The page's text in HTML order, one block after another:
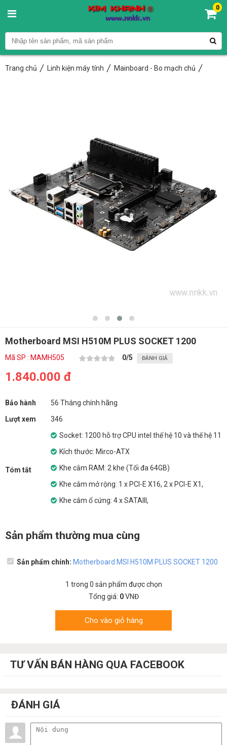
0
Trang chủ Linh kiện máy tính Mainboard - Bo mạch chủ
Motherboard MSI H510M PLUS SOCKET 1200
Mã SP : MAMH505 0/5 ĐÁNH GIÁ
1.840.000 đ
Bảo hành
56 Tháng chính hãng
Lượt xem
346
Tóm tắt
Socket: 1200 hỗ trợ CPU intel thế hệ 10 và thế hệ 11
Kích thước: Mirco-ATX
Khe cắm RAM: 2 khe (Tối đa 64GB)
Khe cắm mở rộng: 1 x PCI-E X16, 2 x PCI-E X1,
Khe cắm ổ cứng: 4 x SATAIII,
Sản phẩm thường mua cùng
Sản phẩm chính: Motherboard MSI H510M PLUS SOCKET 1200
1 trong 0 sản phẩm được chọn
Tổng giá: 0VNĐ
Cho vào giỏ hàng
TƯ VẤN BÁN HÀNG QUA FACEBOOK
ĐÁNH GIÁ